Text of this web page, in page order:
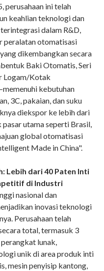
perusahaan ini telah
keahlian teknologi dan
dalam R&D,
peralatan otomatisasi
dikembangkan secara
Baki Otomatis, Seri
Logam/Kotak
kebutuhan
3C, pakaian, dan suku
diekspor ke lebih dari
pasar utama seperti Brasil,
global otomatisasi
Made in China".
Lebih dari 40 Paten Inti
di Industri
nasional dan
inovasi teknologi
Perusahaan telah
total, termasuk 3
lunak,
unik di area produk inti
mesin penyisip kantong,